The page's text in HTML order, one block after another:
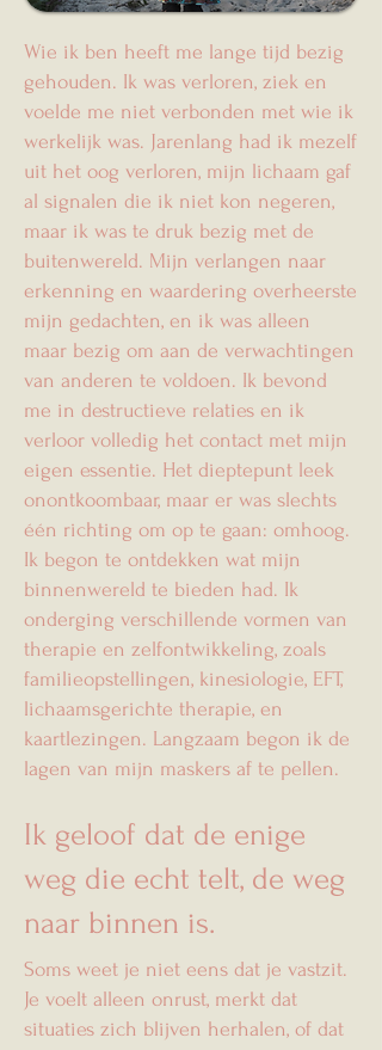
Soms weet je niet eens dat je vastzit.
Je voelt alleen onrust, merkt dat
situaties zich blijven herhalen, of dat
Wie ik ben heeft me lange tijd bezig
gehouden. Ik was verloren, ziek en
voelde me niet verbonden met wie ik
werkelijk was. Jarenlang had ik mezelf
uit het oog verloren, mijn lichaam gaf
al signalen die ik niet kon negeren,
maar ik was te druk bezig met de
buitenwereld. Mijn verlangen naar
erkenning en waardering overheerste
mijn gedachten, en ik was alleen
maar bezig om aan de verwachtingen
van anderen te voldoen. Ik bevond
me in destructieve relaties en ik
verloor volledig het contact met mijn
eigen essentie. Het dieptepunt leek
onontkoombaar, maar er was slechts
één richting om op te gaan: omhoog.
Ik begon te ontdekken wat mijn
binnenwereld te bieden had. Ik
onderging verschillende vormen van
therapie en zelfontwikkeling, zoals
familieopstellingen, kinesiologie, EFT,
lichaamsgerichte therapie, en
kaartlezingen. Langzaam begon ik de
lagen van mijn maskers af te pellen.
Ik geloof dat de enige
weg die echt telt, de weg
naar binnen is.